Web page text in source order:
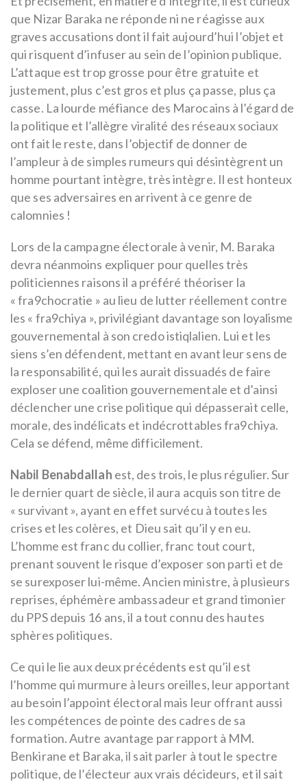
que Nizar Baraka ne réponde ni ne réagisse aux
graves accusations dont il fait aujourd’hui l’objet et
qui risquent d’infuser au sein de l’opinion publique.
L’attaque est trop grosse pour être gratuite et
justement, plus c’est gros et plus ça passe, plus ça
casse. La lourde méfiance des Marocains à l’égard de
la politique et l’allègre viralité des réseaux sociaux
ont fait le reste, dans l’objectif de donner de
l’ampleur à de simples rumeurs qui désintègrent un
homme pourtant intègre, très intègre. Il est honteux
que ses adversaires en arrivent à ce genre de
calomnies !
Lors de la campagne électorale à venir, M. Baraka
devra néanmoins expliquer pour quelles très
politiciennes raisons il a préféré théoriser la
« fra9chocratie » au lieu de lutter réellement contre
les « fra9chiya », privilégiant davantage son loyalisme
gouvernemental à son credo istiqlalien. Lui et les
siens s’en défendent, mettant en avant leur sens de
la responsabilité, qui les aurait dissuadés de faire
exploser une coalition gouvernementale et d’ainsi
déclencher une crise politique qui dépasserait celle,
morale, des indélicats et indécrottables fra9chiya.
Cela se défend, même difficilement.
Nabil Benabdallah est, des trois, le plus régulier. Sur
le dernier quart de siècle, il aura acquis son titre de
« survivant », ayant en effet survécu à toutes les
crises et les colères, et Dieu sait qu’il y en eu.
L’homme est franc du collier, franc tout court,
prenant souvent le risque d’exposer son parti et de
se surexposer lui-même. Ancien ministre, à plusieurs
reprises, éphémère ambassadeur et grand timonier
du PPS depuis 16 ans, il a tout connu des hautes
sphères politiques.
Ce qui le lie aux deux précédents est qu’il est
l’homme qui murmure à leurs oreilles, leur apportant
au besoin l’appoint électoral mais leur offrant aussi
les compétences de pointe des cadres de sa
formation. Autre avantage par rapport à MM.
Benkirane et Baraka, il sait parler à tout le spectre
politique, de l’électeur aux vrais décideurs, et il sait